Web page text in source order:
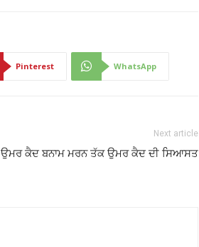
Pinterest WhatsApp
Next article
ਉਮਰ ਕੈਦ ਬਨਾਮ ਮਰਨ ਤੱਕ ਉਮਰ ਕੈਦ ਦੀ ਸਿਆਸਤ